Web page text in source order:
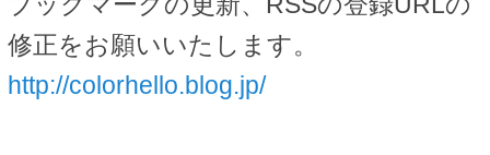
修正をお願いいたします。
http://colorhello.blog.jp/